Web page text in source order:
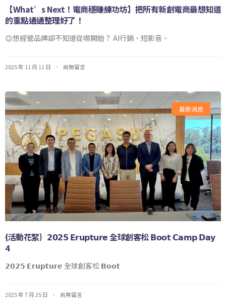
【What’s Next！電商穩賺練功坊】把所有新創電商最想知道
的重點通通整理好了！
😉想經營品牌卻不知道從哪開始？ AI行銷、短影音、
2025 年 11 月 11 日 尚無留言
最新消息
{活動花絮｝𝟮𝟬𝟮𝟱 𝗘𝗿𝘂𝗽𝘁𝘂𝗿𝗲 全球創客松 𝗕𝗼𝗼𝘁 𝗖𝗮𝗺𝗽 𝗗𝗮𝘆
4
𝟮𝟬𝟮𝟱 𝗘𝗿𝘂𝗽𝘁𝘂𝗿𝗲 全球創客松 𝗕𝗼𝗼𝘁
2025 年 7 月 25 日 尚無留言